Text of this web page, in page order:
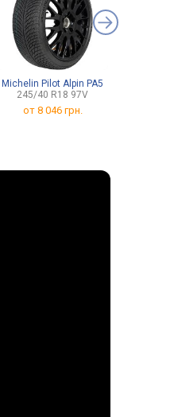
Michelin Pilot Alpin PA5
245/40 R18 97V
от 8 046 грн.